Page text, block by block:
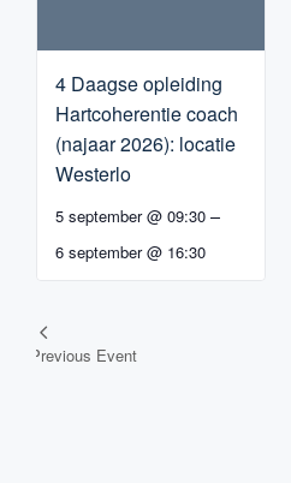
4 Daagse opleiding
Hartcoherentie coach
(najaar 2026): locatie
Westerlo
5 september @ 09:30 –
6 september @ 16:30
Opleiding
Navigatie
Previous Event